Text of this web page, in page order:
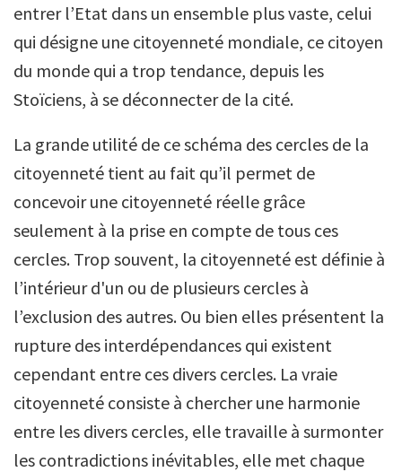
entrer l’Etat dans un ensemble plus vaste, celui
qui désigne une citoyenneté mondiale, ce citoyen
du monde qui a trop tendance, depuis les
Stoïciens, à se déconnecter de la cité.
La grande utilité de ce schéma des cercles de la
citoyenneté tient au fait qu’il permet de
concevoir une citoyenneté réelle grâce
seulement à la prise en compte de tous ces
cercles. Trop souvent, la citoyenneté est définie à
l’intérieur d'un ou de plusieurs cercles à
l’exclusion des autres. Ou bien elles présentent la
rupture des interdépendances qui existent
cependant entre ces divers cercles. La vraie
citoyenneté consiste à chercher une harmonie
entre les divers cercles, elle travaille à surmonter
les contradictions inévitables, elle met chaque